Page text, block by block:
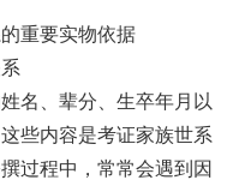
重要实物依据
、辈分、生卒年月以
些内容是考证家族世系
过程中，常常会遇到因